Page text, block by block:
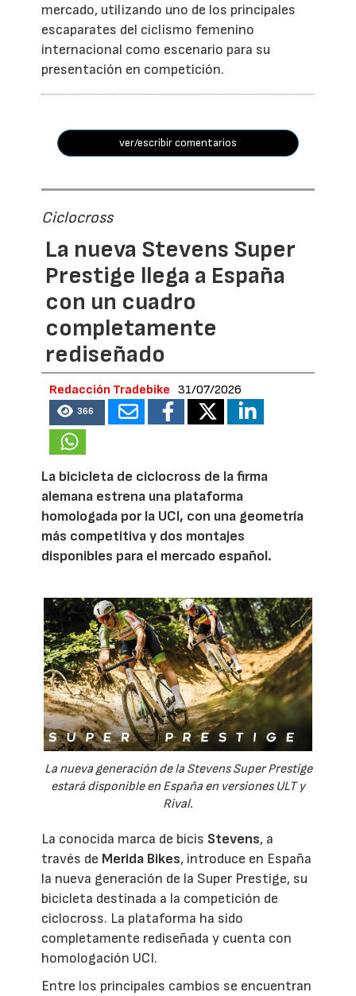
mercado, utilizando uno de los principales
escaparates del ciclismo femenino
internacional como escenario para su
presentación en competición.
ver/escribir comentarios
Ciclocross
La nueva Stevens Super
Prestige llega a España
con un cuadro
completamente
rediseñado
Redacción Tradebike 31/07/2026
366
La bicicleta de ciclocross de la firma
alemana estrena una plataforma
homologada por la UCI, con una geometría
más competitiva y dos montajes
disponibles para el mercado español.
La nueva generación de la Stevens Super Prestige
estará disponible en España en versiones ULT y
Rival.
La conocida marca de bicis Stevens, a
través de Merida Bikes, introduce en España
la nueva generación de la Super Prestige, su
bicicleta destinada a la competición de
ciclocross. La plataforma ha sido
completamente rediseñada y cuenta con
homologación UCI.
Entre los principales cambios se encuentran